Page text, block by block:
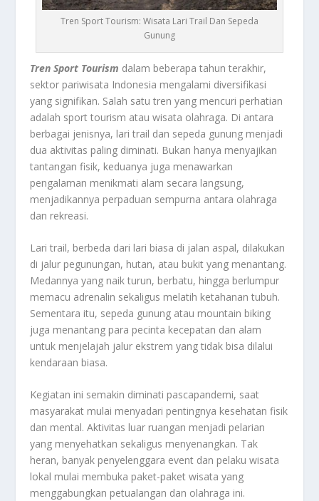
Tren Sport Tourism: Wisata Lari Trail Dan Sepeda
Gunung
Tren Sport Tourism dalam beberapa tahun terakhir,
sektor pariwisata Indonesia mengalami diversifikasi
yang signifikan. Salah satu tren yang mencuri perhatian
adalah sport tourism atau wisata olahraga. Di antara
berbagai jenisnya, lari trail dan sepeda gunung menjadi
dua aktivitas paling diminati. Bukan hanya menyajikan
tantangan fisik, keduanya juga menawarkan
pengalaman menikmati alam secara langsung,
menjadikannya perpaduan sempurna antara olahraga
dan rekreasi.
Lari trail, berbeda dari lari biasa di jalan aspal, dilakukan
di jalur pegunungan, hutan, atau bukit yang menantang.
Medannya yang naik turun, berbatu, hingga berlumpur
memacu adrenalin sekaligus melatih ketahanan tubuh.
Sementara itu, sepeda gunung atau mountain biking
juga menantang para pecinta kecepatan dan alam
untuk menjelajah jalur ekstrem yang tidak bisa dilalui
kendaraan biasa.
Kegiatan ini semakin diminati pascapandemi, saat
masyarakat mulai menyadari pentingnya kesehatan fisik
dan mental. Aktivitas luar ruangan menjadi pelarian
yang menyehatkan sekaligus menyenangkan. Tak
heran, banyak penyelenggara event dan pelaku wisata
lokal mulai membuka paket-paket wisata yang
menggabungkan petualangan dan olahraga ini.